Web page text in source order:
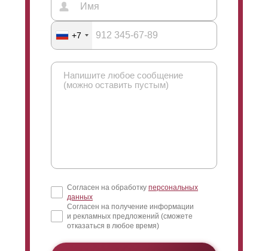
+7
Согласен на обработку персональных
данных
Согласен на получение информации
и рекламных предложений (сможете
отказаться в любое время)